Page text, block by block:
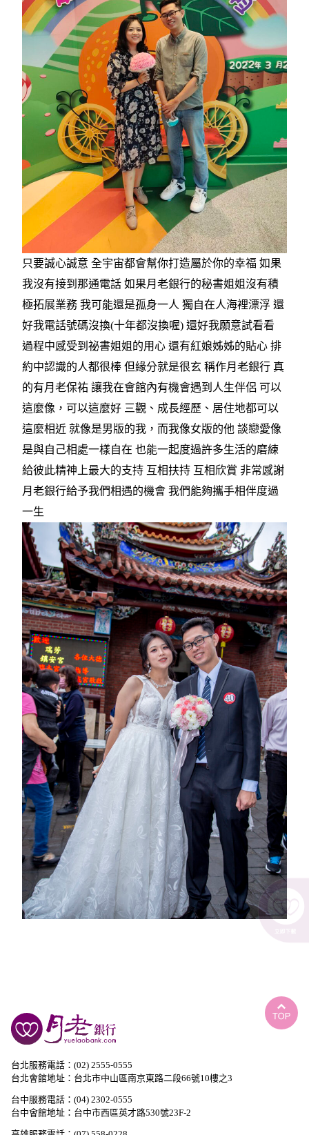
只要誠心誠意 全宇宙都會幫你打造屬於你的幸福 如果
我沒有接到那通電話 如果月老銀行的秘書姐姐沒有積
極拓展業務 我可能還是孤身一人 獨自在人海裡漂浮 還
好我電話號碼沒換(十年都沒換喔) 還好我願意試看看
過程中感受到祕書姐姐的用心 還有紅娘姊姊的貼心 排
約中認識的人都很棒 但緣分就是很玄 稱作月老銀行 真
的有月老保祐 讓我在會館內有機會遇到人生伴侶 可以
這麼像，可以這麼好 三觀、成長經歷、居住地都可以
這麼相近 就像是男版的我，而我像女版的他 談戀愛像
是與自己相處一樣自在 也能一起度過許多生活的磨練
給彼此精神上最大的支持 互相扶持 互相欣賞 非常感謝
月老銀行給予我們相遇的機會 我們能夠攜手相伴度過
一生
台北服務電話：(02) 2555-0555
台北會館地址：台北市中山區南京東路二段66號10樓之3
台中服務電話：(04) 2302-0555
台中會館地址：台中市西區英才路530號23F-2